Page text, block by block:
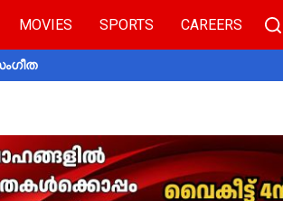
MOVIES SPORTS CAREERS